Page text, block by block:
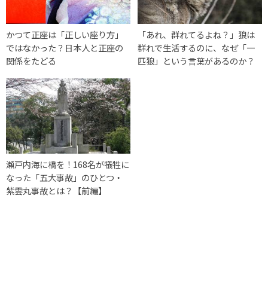
かつて正座は「正しい座り方」
ではなかった？日本人と正座の
関係をたどる
「あれ、群れてるよね？」狼は
群れで生活するのに、なぜ「一
匹狼」という言葉があるのか？
瀬戸内海に橋を！168名が犠牲に
なった「五大事故」のひとつ・
紫雲丸事故とは？【前編】